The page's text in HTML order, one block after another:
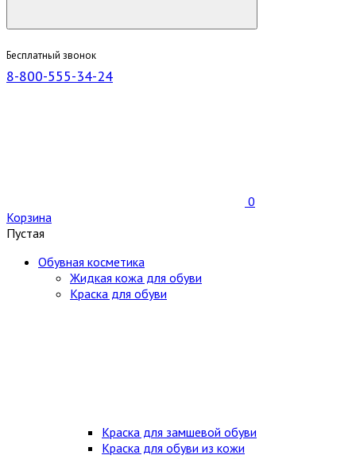
Бесплатный звонок
8-800-555-34-24
0
Корзина
Пустая
Обувная косметика
Жидкая кожа для обуви
Краска для обуви
Краска для замшевой обуви
Краска для обуви из кожи